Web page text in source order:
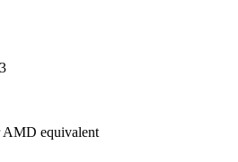
AMD equivalent